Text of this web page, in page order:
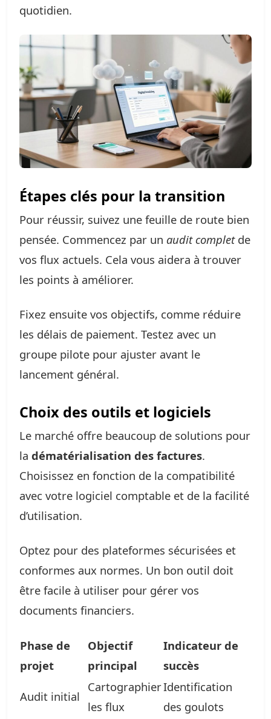
quotidien.
Étapes clés pour la transition
Pour réussir, suivez une feuille de route bien
pensée. Commencez par un audit completde
vos flux actuels. Cela vous aidera à trouver
les points à améliorer.
Fixez ensuite vos objectifs, comme réduire
les délais de paiement. Testez avec un
groupe pilote pour ajuster avant le
lancement général.
Choix des outils et logiciels
Le marché offre beaucoup de solutions pour
la dématérialisation des factures.
Choisissez en fonction de la compatibilité
avec votre logiciel comptable et de la facilité
d’utilisation.
Optez pour des plateformes sécurisées et
conformes aux normes. Un bon outil doit
être facile à utiliser pour gérer vos
documents financiers.
Phase de
projet
Objectif
principal
Indicateur de
succès
Audit initial
Cartographier
les flux
Identification
des goulots